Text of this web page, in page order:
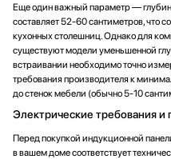
Еще один важный параметр —
составляет 52-60 сантиметров, что
кухонных столешниц. Однако для
существуют модели уменьшенной
встраивании необходимо точно
требования производителя к
до стенок мебели (обычно 5-10
Электрические требования и
Перед покупкой индукционной
в вашем доме соответствует